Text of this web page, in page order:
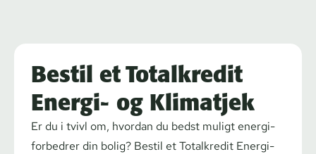
Bestil et Totalkredit
Energi- og Klimatjek
Er du i tvivl om, hvordan du bedst muligt ener­gi­
for­bed­rer din bolig? Bestil et Totalkredit Energi-